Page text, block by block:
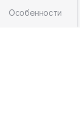
Особенности